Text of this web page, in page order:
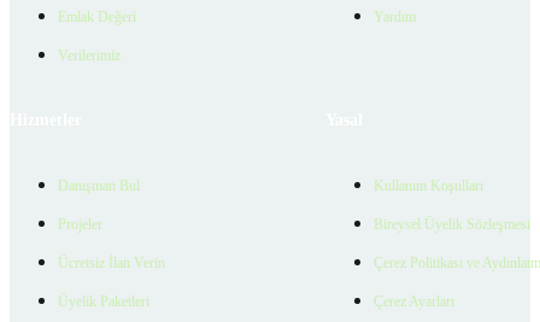
Emlak Değeri
Verilerimiz
Yardım
Danışman Bul
Projeler
Ücretsiz İlan Verin
Üyelik Paketleri
Kullanım Koşulları
Bireysel Üyelik Sözleşmesi
Çerez Politikası ve
Çerez Ayarları